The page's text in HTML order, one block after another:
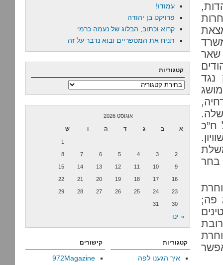
שאר
נגד
ח”כ
בחר
פה;
כמעט, אפשר
עמודו!
פרויקט בן יהודה
קרוא וכתוב, הבלוג של נעמה כרמי
תניח את המספריים ובוא נדבר על זה
קטגוריות
קטגוריות
אוגוסט 2026
א ב ג ד ה ו ש
1
2
3
4
5
6
7
8
9
10
11
12
13
14
15
16
17
18
19
20
21
22
23
24
25
26
27
28
29
30
31
« ינו
קטגוריות
איך הגענו לפה
קישורים
972Magazine